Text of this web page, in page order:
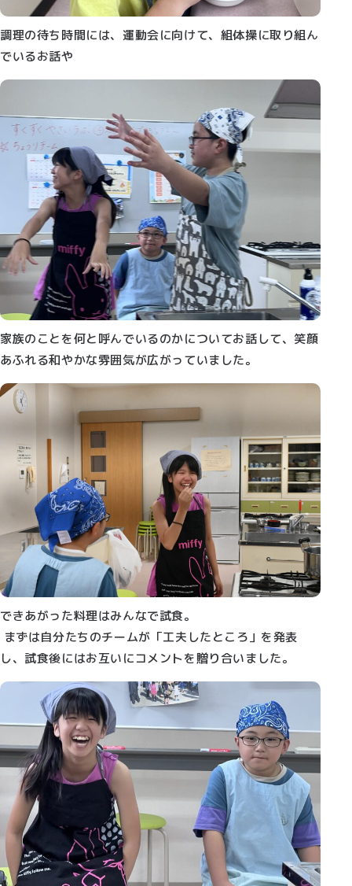
調理の待ち時間には、運動会に向けて、組体操に取り組ん
でいるお話や
家族のことを何と呼んでいるのかについてお話して、笑顔
あふれる和やかな雰囲気が広がっていました。
できあがった料理はみんなで試食。
まずは自分たちのチームが「工夫したところ」を発表
し、試食後にはお互いにコメントを贈り合いました。